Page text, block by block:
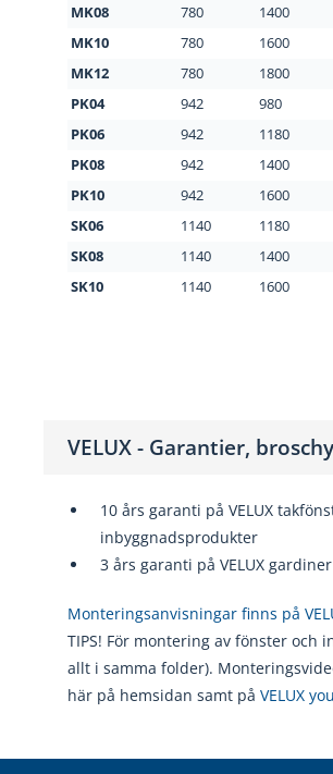
MK08
780 1400
MK10
780 1600
MK12
780 1800
PK04
942 980
PK06
942 1180
PK08
942 1400
PK10
942 1600
SK06
1140 1180
SK08
1140 1400
SK10
1140 1600
VELUX - Garantier,
10 års garanti på VELUX
inbyggnadsprodukter
3 års garanti på VELUX
Monteringsanvisningar finns på
TIPS! För montering av fönster
allt i samma folder).
här på hemsidan samt på VELUX